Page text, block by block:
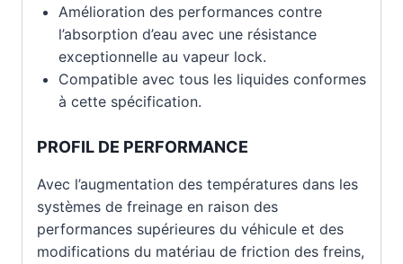
Amélioration des performances contre
l’absorption d’eau avec une résistance
exceptionnelle au vapeur lock.
Compatible avec tous les liquides conformes
à cette spécification.
PROFIL DE PERFORMANCE
Avec l’augmentation des températures dans les
systèmes de freinage en raison des
performances supérieures du véhicule et des
modifications du matériau de friction des freins,